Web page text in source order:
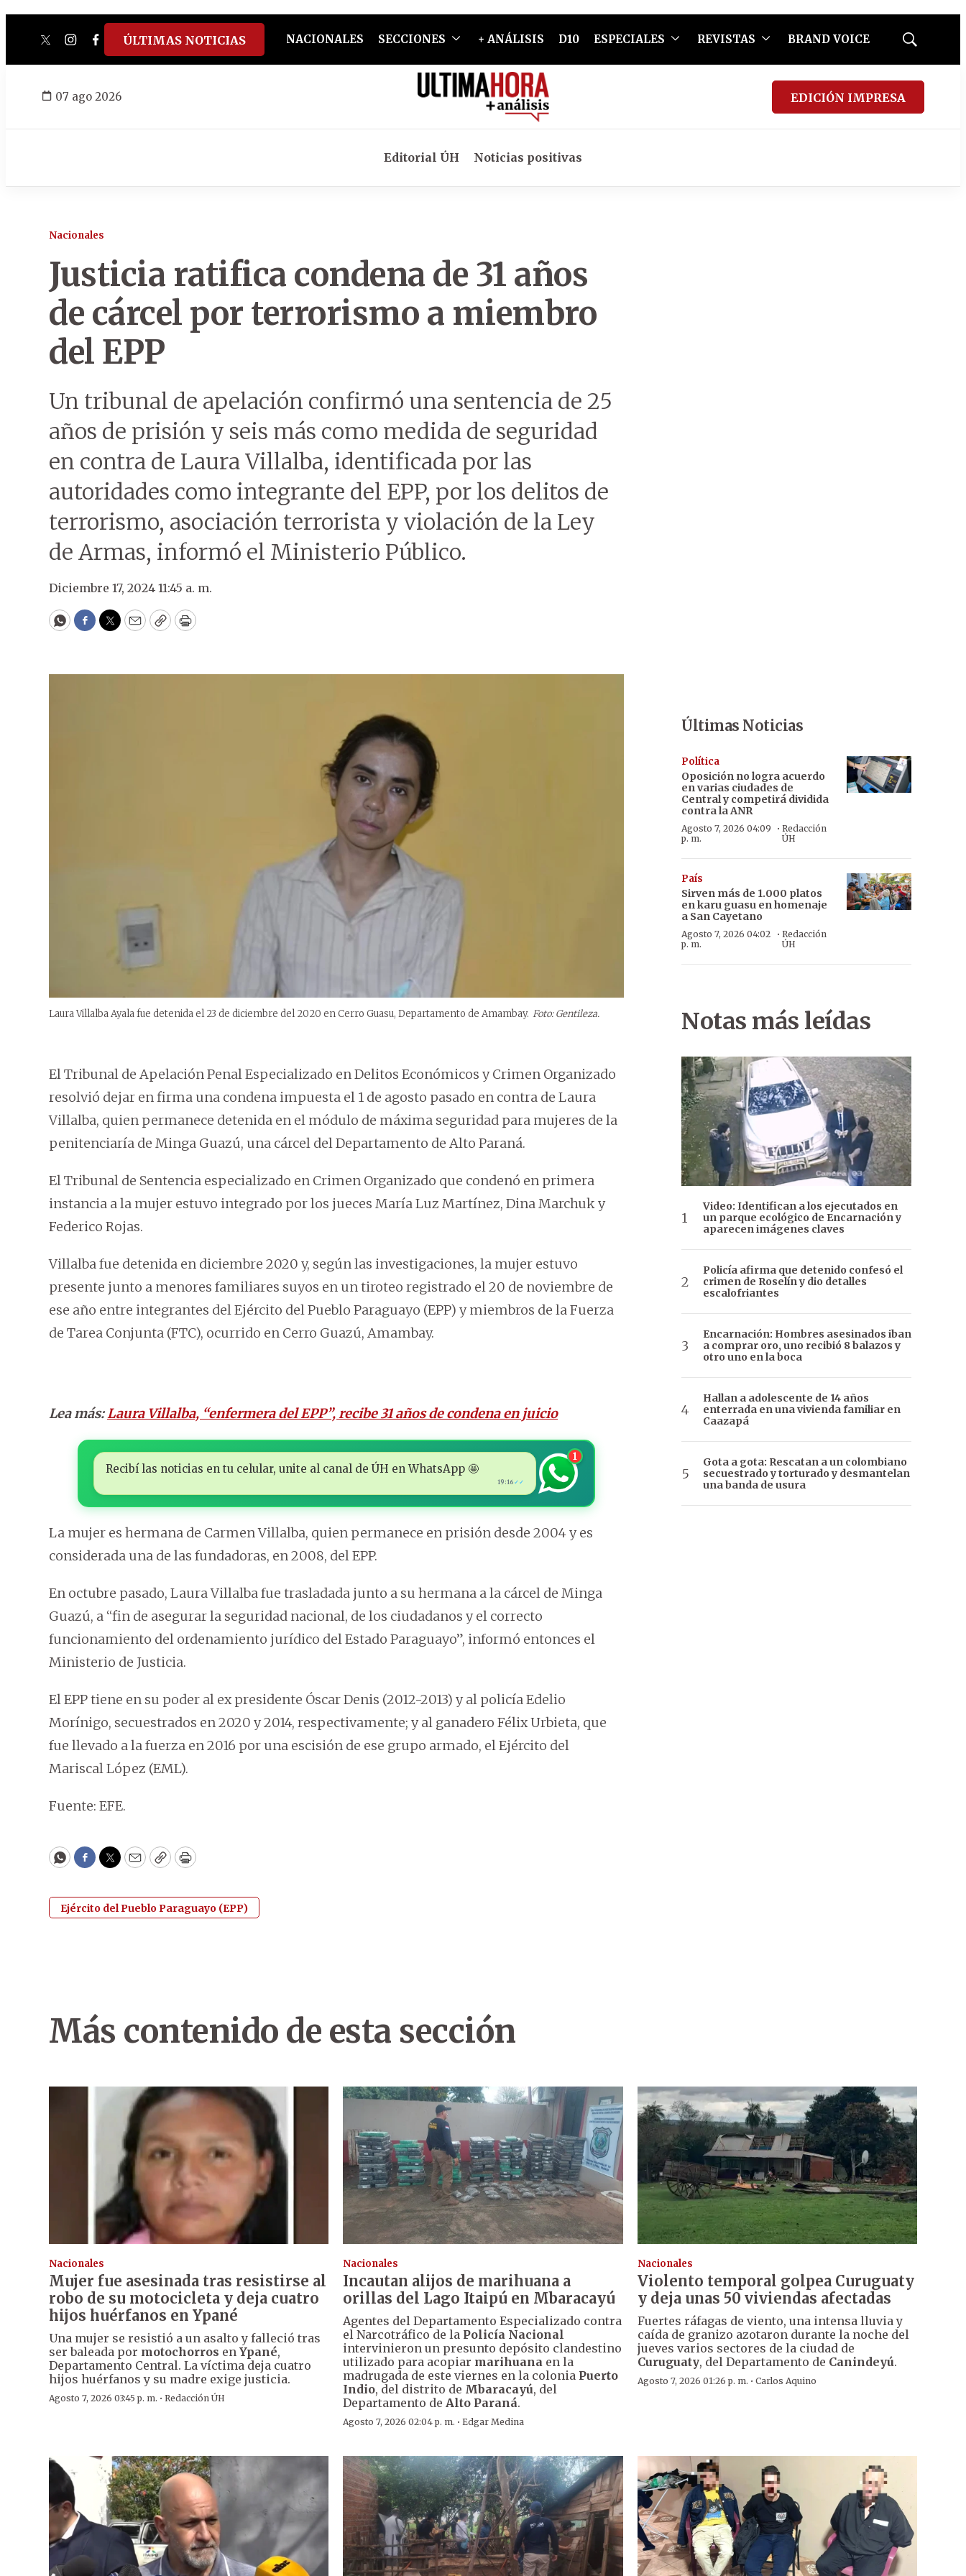
twitterinstagram
facebook
tiktokyoutube
spotify
ÚLTIMAS NOTICIAS NACIONALES SECCIONES + ANÁLISIS D10 ESPECIALES REVISTAS BRAND VOICE
Mostrar
07 ago 2026 EDICIÓN IMPRESA
Editorial ÚH Noticias positivas
Nacionales
Justicia ratifica condena de 31 años
de cárcel por terrorismo a miembro
del EPP
Un tribunal de apelación confirmó una sentencia de 25
años de prisión y seis más como medida de seguridad
en contra de Laura Villalba, identificada por las
autoridades como integrante del EPP, por los delitos de
terrorismo, asociación terrorista y violación de la Ley
de Armas, informó el Ministerio Público.
Diciembre 17, 2024 11:45 a. m.
WhatsApp
Facebook
Twitter
EmailCopyPrint
Laura Villalba Ayala fue detenida el 23 de diciembre del 2020 en Cerro Guasu, Departamento de Amambay. Foto: Gentileza.
El Tribunal de Apelación Penal Especializado en Delitos Económicos y Crimen Organizado
resolvió dejar en firma una condena impuesta el 1 de agosto pasado en contra de Laura
Villalba, quien permanece detenida en el módulo de máxima seguridad para mujeres de la
penitenciaría de Minga Guazú, una cárcel del Departamento de Alto Paraná.
El Tribunal de Sentencia especializado en Crimen Organizado que condenó en primera
instancia a la mujer estuvo integrado por los jueces María Luz Martínez, Dina Marchuk y
Federico Rojas.
Villalba fue detenida en diciembre 2020 y, según las investigaciones, la mujer estuvo
presente junto a menores familiares suyos en un tiroteo registrado el 20 de noviembre de
ese año entre integrantes del Ejército del Pueblo Paraguayo (EPP) y miembros de la Fuerza
de Tarea Conjunta (FTC), ocurrido en Cerro Guazú, Amambay.
Lea más:Laura Villalba, “enfermera del EPP”, recibe 31 años de condena en juicio
Recibí las noticias en tu celular, unite al canal de ÚH en WhatsApp 🤩
19:16 ✓✓
1
La mujer es hermana de Carmen Villalba, quien permanece en prisión desde 2004 y es
considerada una de las fundadoras, en 2008, del EPP.
En octubre pasado, Laura Villalba fue trasladada junto a su hermana a la cárcel de Minga
Guazú, a “fin de asegurar la seguridad nacional, de los ciudadanos y el correcto
funcionamiento del ordenamiento jurídico del Estado Paraguayo”, informó entonces el
Ministerio de Justicia.
El EPP tiene en su poder al ex presidente Óscar Denis (2012-2013) y al policía Edelio
Morínigo, secuestrados en 2020 y 2014, respectivamente; y al ganadero Félix Urbieta, que
fue llevado a la fuerza en 2016 por una escisión de ese grupo armado, el Ejército del
Mariscal López (EML).
Fuente: EFE.
WhatsApp
Facebook
Twitter
EmailCopyPrint
Ejército del Pueblo Paraguayo (EPP)
Últimas Noticias
Política
Oposición no logra acuerdo
en varias ciudades de
Central y competirá dividida
contra la ANR
Agosto 7, 2026 04:09
p. m.
· Redacción
ÚH
País
Sirven más de 1.000 platos
en karu guasu en homenaje
a San Cayetano
Agosto 7, 2026 04:02
p. m.
· Redacción
ÚH
Notas más leídas
Video: Identifican a los ejecutados en
un parque ecológico de Encarnación y
aparecen imágenes claves
Policía afirma que detenido confesó el
crimen de Roselín y dio detalles
escalofriantes
Encarnación: Hombres asesinados iban
a comprar oro, uno recibió 8 balazos y
otro uno en la boca
Hallan a adolescente de 14 años
enterrada en una vivienda familiar en
Caazapá
Gota a gota: Rescatan a un colombiano
secuestrado y torturado y desmantelan
una banda de usura
Más contenido de esta sección
Nacionales
Mujer fue asesinada tras resistirse al
robo de su motocicleta y deja cuatro
hijos huérfanos en Ypané
Una mujer se resistió a un asalto y falleció tras
ser baleada por motochorros en Ypané,
Departamento Central. La víctima deja cuatro
hijos huérfanos y su madre exige justicia.
Agosto 7, 2026 03:45 p. m. · Redacción ÚH
Nacionales
Incautan alijos de marihuana a
orillas del Lago Itaipú en Mbaracayú
Agentes del Departamento Especializado contra
el Narcotráfico de la Policía Nacional
intervinieron un presunto depósito clandestino
utilizado para acopiar marihuana en la
madrugada de este viernes en la colonia Puerto
Indio, del distrito de Mbaracayú, del
Departamento deAlto Paraná.
Agosto 7, 2026 02:04 p. m. ·Edgar Medina
Nacionales
Violento temporal golpea Curuguaty
y deja unas 50 viviendas afectadas
Fuertes ráfagas de viento, una intensa lluvia y
caída de granizo azotaron durante la noche del
jueves varios sectores de la ciudad de
Curuguaty, del Departamento de Canindeyú.
Agosto 7, 2026 01:26 p. m. · Carlos Aquino